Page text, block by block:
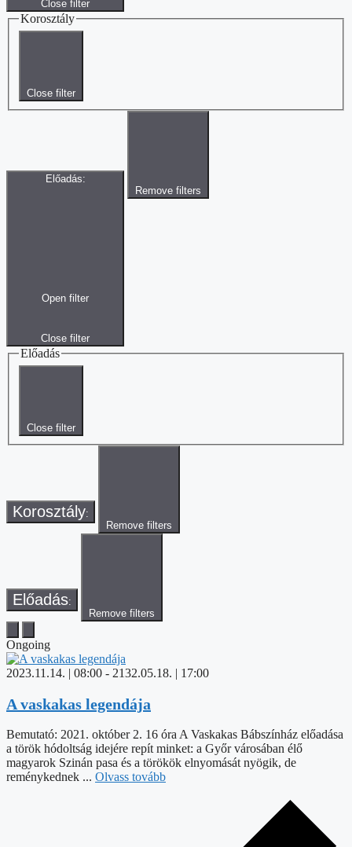
Close filter
Korosztály
Close filter
Előadás:
Open filter
Close filter
Remove filters
Előadás
Close filter
Korosztály:
Remove filters
Előadás:
Remove filters
Ongoing
2023.11.14. | 08:00 - 2132.05.18. | 17:00
A vaskakas legendája
Bemutató: 2021. október 2. 16 óra A Vaskakas Bábszínház előadása
a török hódoltság idejére repít minket: a Győr városában élő
magyarok Szinán pasa és a törökök elnyomását nyögik, de
reménykednek ... Olvass tovább